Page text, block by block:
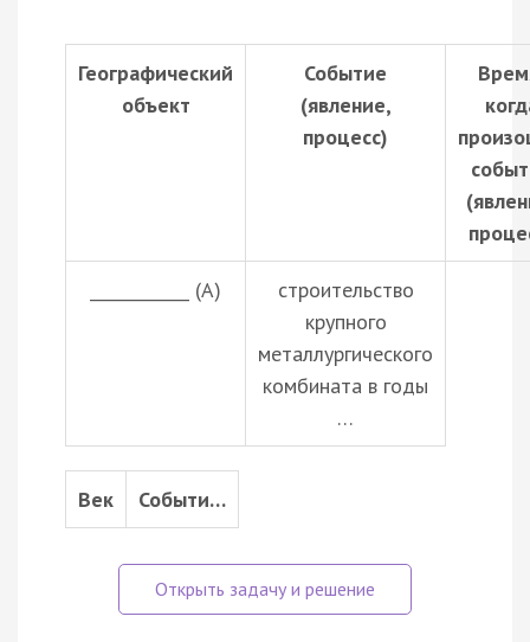
Географический
объект
Событие
(явление,
процесс)
____________ (А)
строительство
крупного
металлургического
комбината в годы
…
Век Событи…